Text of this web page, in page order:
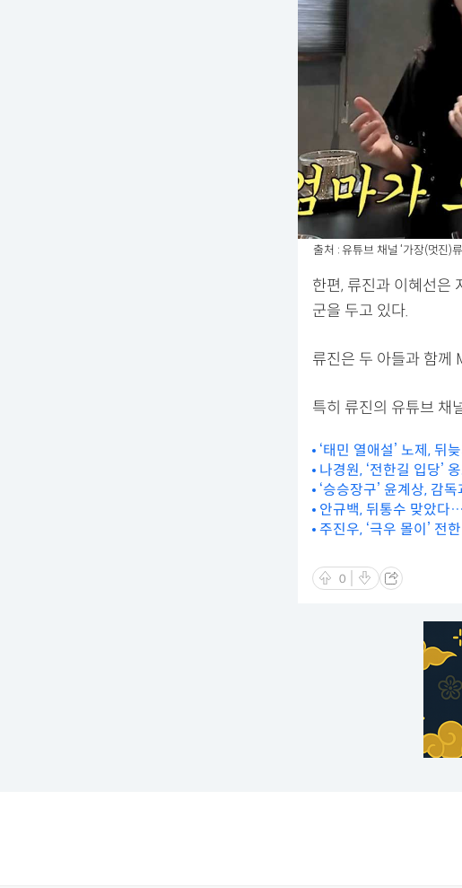
출처 : 유튜브 채널 ‘가장(멋진)
한편, 류진과 이혜선은
군을 두고 있다.
류진은 두 아들과 함께
특히 류진의 유튜브 채
‘태민 열애설’ 노제, 뒤
나경원, ‘전한길 입당’
‘승승장구’ 윤계상, 감
안규백, 뒤통수 맞았다
주진우, ‘극우 몰이’ 전
0